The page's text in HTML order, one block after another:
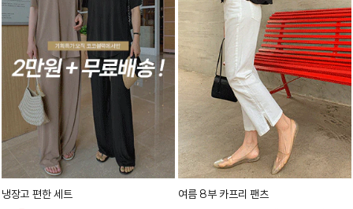
냉장고 편한 세트 여름 8부 카프리 팬츠